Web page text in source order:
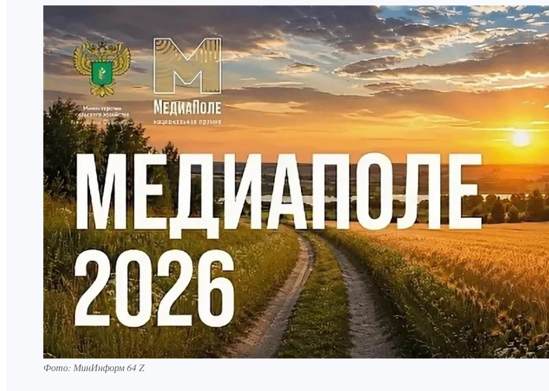
Фото: МинИнформ 64 Z